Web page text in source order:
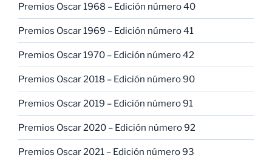
Premios Oscar 1968 – Edición número 40
Premios Oscar 1969 – Edición número 41
Premios Oscar 1970 – Edición número 42
Premios Oscar 2018 – Edición número 90
Premios Oscar 2019 – Edición número 91
Premios Oscar 2020 – Edición número 92
Premios Oscar 2021 – Edición número 93